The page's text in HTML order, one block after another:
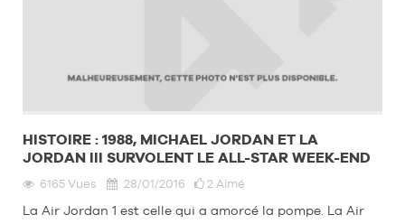
HISTOIRE : 1988, MICHAEL JORDAN ET LA
JORDAN III SURVOLENT LE ALL-STAR WEEK-END
6165 Vues 28/01/2016 2 Aimé
La Air Jordan 1 est celle qui a amorcé la pompe. La Air